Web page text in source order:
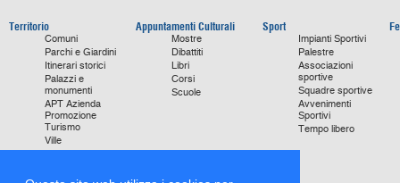
Territorio
Comuni
Parchi e Giardini
Itinerari storici
Palazzi e
monumenti
APT Azienda
Promozione
Turismo
Ville
Chiese
Storie di Successo
Appuntamenti Culturali
Mostre
Dibattiti
Libri
Corsi
Scuole
Sport
Impianti Sportivi
Palestre
Associazioni
sportive
Squadre sportive
Avvenimenti
Sportivi
Tempo libero